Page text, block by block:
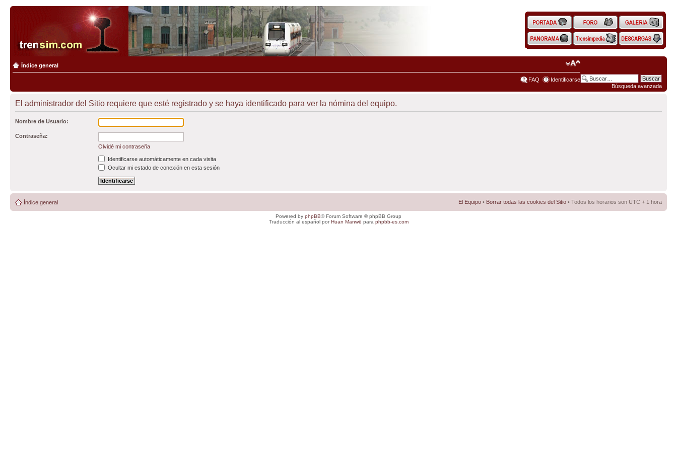
Búsqueda avanzada
Índice general
FAQ Identificarse
El administrador del Sitio requiere que esté registrado y se haya identificado para ver la nómina del equipo.
Nombre de Usuario:
Contraseña:
Olvidé mi contraseña
Identificarse automáticamente en cada visita
Ocultar mi estado de conexión en esta sesión
Índice general El Equipo • Borrar todas las cookies del Sitio • Todos los horarios son UTC + 1 hora
Powered by phpBB® Forum Software © phpBB Group
Traducción al español porHuan Manwë para phpbb-es.com